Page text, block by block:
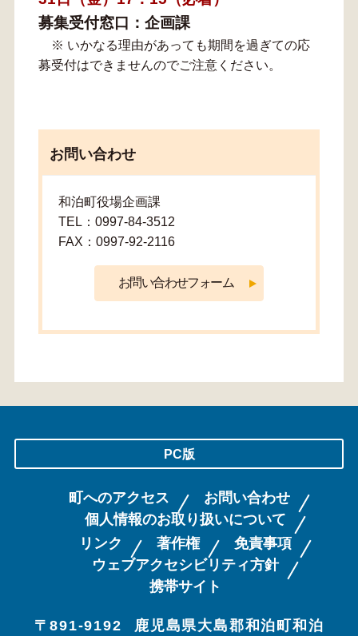
募集受付窓口：企画課
※ いかなる理由があっても期間を過ぎての応
募受付はできませんのでご注意ください。
お問い合わせ
和泊町役場企画課
TEL：0997-84-3512
FAX：0997-92-2116
PC版
町へのアクセス
お問い合わせ
個人情報のお取り扱いについて
リンク
著作権
免責事項
ウェブアクセシビリティ方針
携帯サイト
〒891-9192 鹿児島県大島郡和泊町和泊